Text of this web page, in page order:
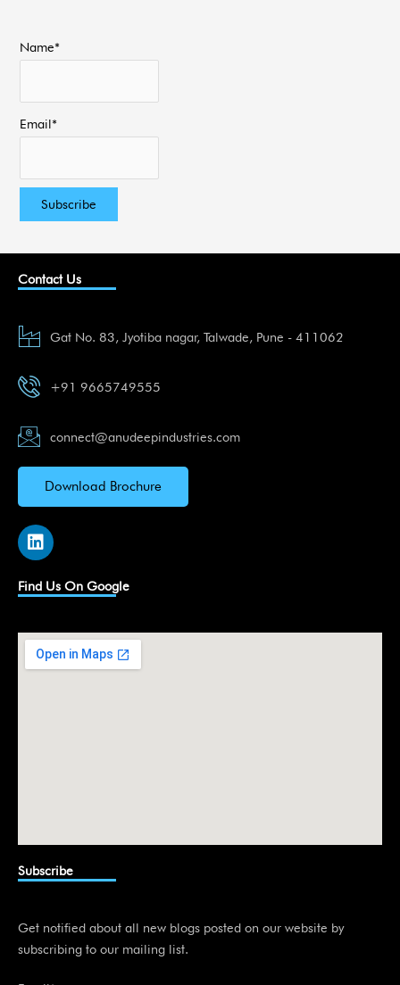
Name*
Email*
Contact Us
Gat No. 83, Jyotiba nagar, Talwade, Pune - 411062
+91 9665749555
connect@anudeepindustries.com
Download Brochure
L
i
k
e
i
n
Find Us On Google
Subscribe
Get notified about all new blogs posted on our website by
subscribing to our mailing list.